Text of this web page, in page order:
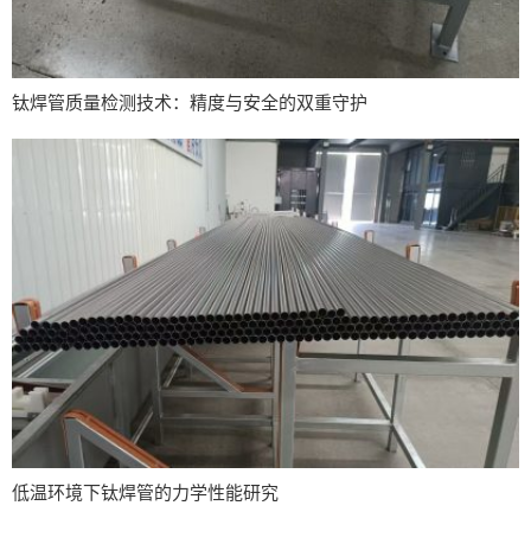
钛焊管质量检测技术：精度与安全的双重守护
低温环境下钛焊管的力学性能研究